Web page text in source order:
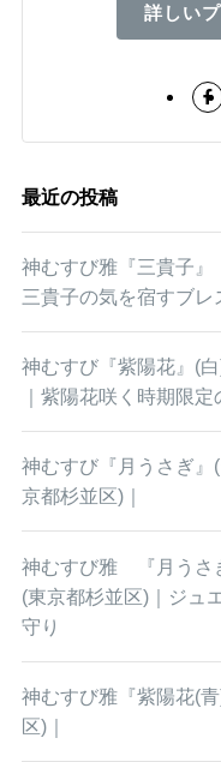
詳しい
最近の投稿
神むすび雅『三貴子』
三貴子の気を宿すブレ
神むすび『紫陽花』(
｜紫陽花咲く時期限
神むすび『月うさぎ』
京都杉並区)｜
神むすび雅 『月うさ
(東京都杉並区)｜ジュ
守り
神むすび雅『紫陽花(
区)｜